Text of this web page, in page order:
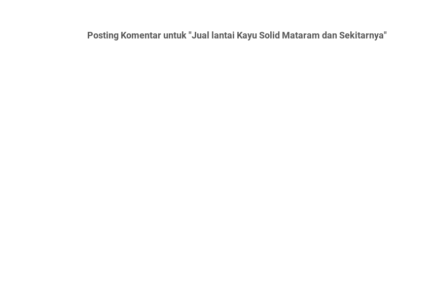
Posting Komentar untuk "Jual lantai Kayu Solid Mataram dan Sekitarnya"